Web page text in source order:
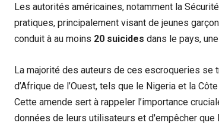
Les autorités américaines, notamment la
pratiques, principalement visant de jeunes
conduit à au moins 20 suicides dans le pays,
La majorité des auteurs de ces escroqueries se
d’Afrique de l’Ouest, tels que le Nigeria et la
Cette amende sert à rappeler l’importance
données de leurs utilisateurs et d'empêcher